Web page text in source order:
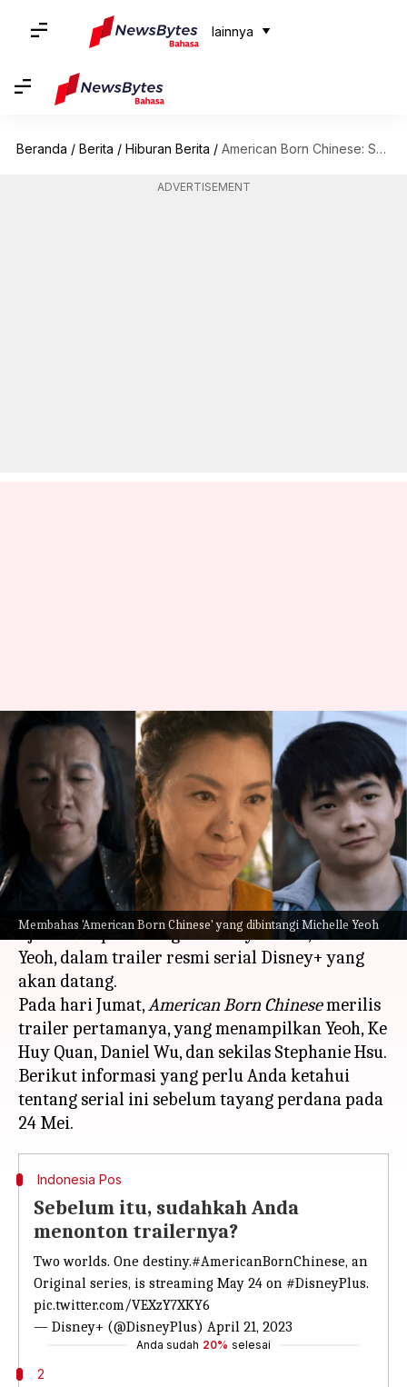
lainnya
Beranda / Berita / Hiburan Berita / American Born Chinese: Sekilas serial Disney+ yang dibintangi Michelle Yeoh
ADVERTISEMENT
Membahas 'American Born Chinese' yang dibintangi Michelle Yeoh
American Born Chinese: Sekilas
serial Disney+ yang dibintangi
Michelle Yeoh
menulis Taufiq Al Jufri Apr 24, 2023 01:41 pm
Apa ceritanya
"Segalanya lebih berkaitan dari yang kau kira,"
ujar aktor pemenang Academy Award, Michelle
Yeoh, dalam trailer resmi serial Disney+ yang
akan datang.
Pada hari Jumat,American Born Chinesemerilis
trailer pertamanya, yang menampilkan Yeoh, Ke
Huy Quan, Daniel Wu, dan sekilas Stephanie Hsu.
Berikut informasi yang perlu Anda ketahui
tentang serial ini sebelum tayang perdana pada
Indonesia Pos
Sebelum itu, sudahkah Anda
menonton trailernya?
Two worlds. One destiny.#AmericanBornChinese, an
Original series, is streaming May 24 on #DisneyPlus.
pic.twitter.com/VEXzY7XKY6
— Disney+ (@DisneyPlus) April 21, 2023
Anda sudah 20% selesai
2